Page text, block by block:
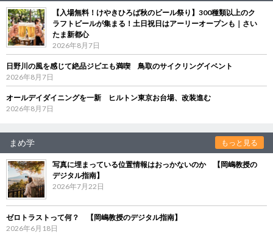
【入場無料！けやきひろば秋のビール祭り】300種類以上のク
ラフトビールが集まる！土日祝日はアーリーオープンも｜さい
たま新都心
2026年8月7日
日野川の風を感じて絶品ジビエも満喫 鳥取のサイクリングイベント
2026年8月7日
オールデイダイニングを一新 ヒルトン東京お台場、改装進む
2026年8月7日
まめ学 もっと見る
写真に埋まっている位置情報はおっかないのか 【岡嶋教授の
デジタル指南】
2026年7月22日
ゼロトラストって何？ 【岡嶋教授のデジタル指南】
2026年6月18日